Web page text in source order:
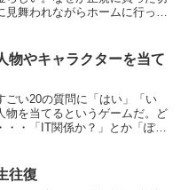
舞われながらホームに行っ
物やキャラクターを当て
ごい20の質問に「はい」「い
物を当てるというゲームだ。ど
・「IT関係か？」とか「ぽっ
往復